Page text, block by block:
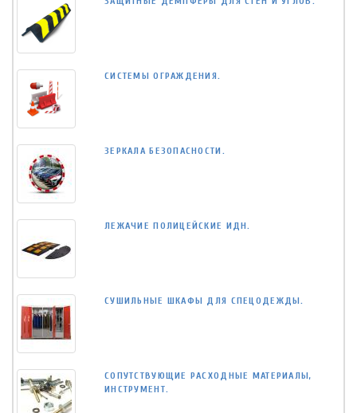
СИСТЕМЫ ОГРАЖДЕНИЯ.
ЗЕРКАЛА БЕЗОПАСНОСТИ.
ЛЕЖАЧИЕ ПОЛИЦЕЙСКИЕ ИДН.
СУШИЛЬНЫЕ ШКАФЫ ДЛЯ СПЕЦОДЕЖДЫ.
СОПУТСТВУЮЩИЕ РАСХОДНЫЕ МАТЕРИАЛЫ,
ИНСТРУМЕНТ.